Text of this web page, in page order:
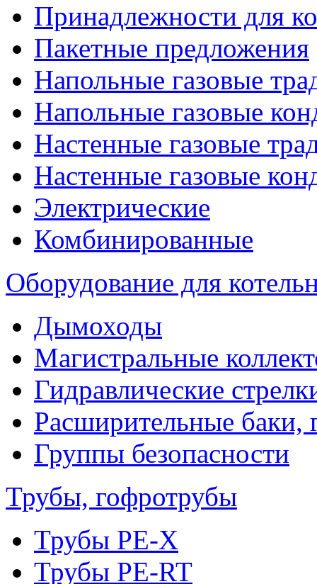
Принадлежности для
Пакетные предложения
Напольные газовые
Напольные газовые
Настенные газовые
Настенные газовые
Электрические
Комбинированные
Оборудование для
Дымоходы
Магистральные
Гидравлические
Расширительные баки,
Группы безопасности
Трубы, гофротрубы
Трубы PE-X
Трубы PE-RT